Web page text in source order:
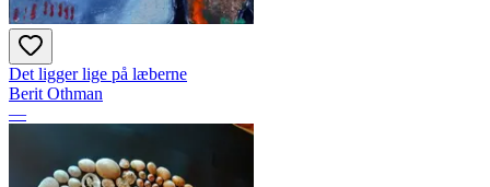
Det ligger lige på læberne
Berit Othman
—